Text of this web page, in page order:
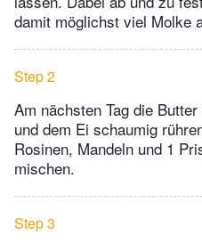
damit möglichst viel Molke
Step 2
Am nächsten Tag die
und dem Ei schaumig
Rosinen, Mandeln und 1
mischen.
Step 3